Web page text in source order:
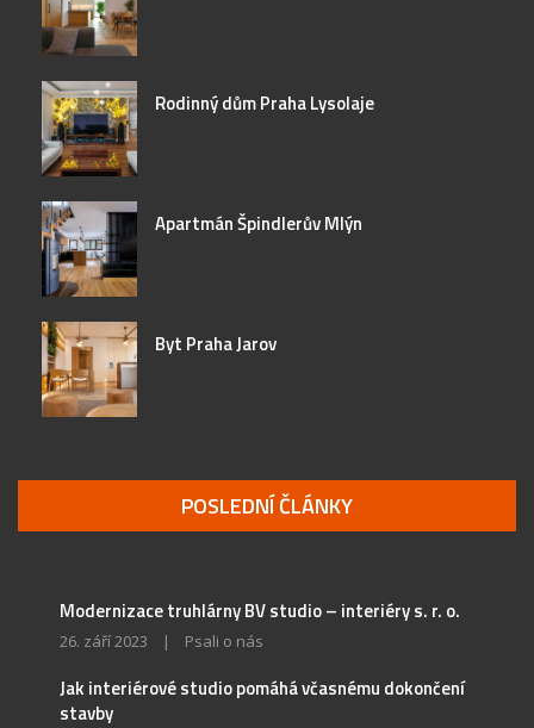
Rodinný dům Praha Lysolaje
Apartmán Špindlerův Mlýn
Byt Praha Jarov
POSLEDNÍ ČLÁNKY
Modernizace truhlárny BV studio – interiéry s. r. o.
26. září 2023 | Psali o nás
Jak interiérové studio pomáhá včasnému dokončení
stavby